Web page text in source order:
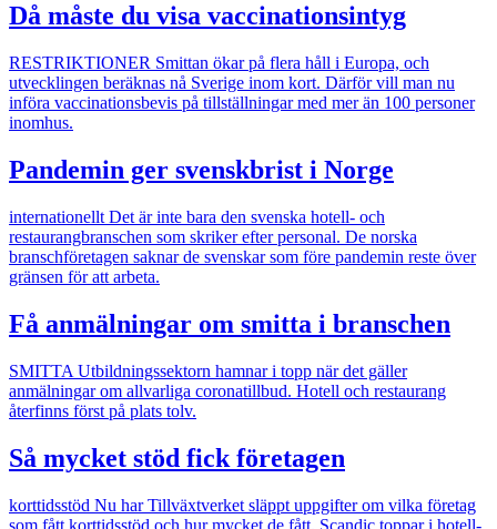
Då måste du visa vaccinationsintyg
RESTRIKTIONER Smittan ökar på flera håll i Europa, och
utvecklingen beräknas nå Sverige inom kort. Därför vill man nu
införa vaccinationsbevis på tillställningar med mer än 100 personer
inomhus.
Pandemin ger svenskbrist i Norge
internationellt Det är inte bara den svenska hotell- och
restaurangbranschen som skriker efter personal. De norska
branschföretagen saknar de svenskar som före pandemin reste över
gränsen för att arbeta.
Få anmälningar om smitta i branschen
SMITTA Utbildningssektorn hamnar i topp när det gäller
anmälningar om allvarliga coronatillbud. Hotell och restaurang
återfinns först på plats tolv.
Så mycket stöd fick företagen
korttidsstöd Nu har Tillväxtverket släppt uppgifter om vilka företag
som fått korttidsstöd och hur mycket de fått. Scandic toppar i hotell-